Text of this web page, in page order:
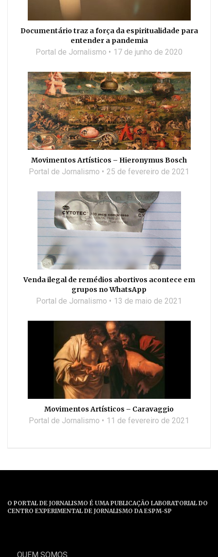
Documentário traz a força da espiritualidade para
entender a pandemia
Portal de Jornalismo 17 de junho de 2020
Movimentos Artísticos – Hieronymus Bosch
Portal de Jornalismo 25 de fevereiro de 2021
Venda ilegal de remédios abortivos acontece em
grupos no WhatsApp
Portal de Jornalismo 13 de maio de 2021
Movimentos Artísticos – Caravaggio
Portal de Jornalismo 11 de fevereiro de 2021
O PORTAL DE JORNALISMO É UMA PUBLICAÇÃO LABORATORIAL DO
CENTRO EXPERIMENTAL DE JORNALISMO DA ESPM-SP
QUEM SOMOS